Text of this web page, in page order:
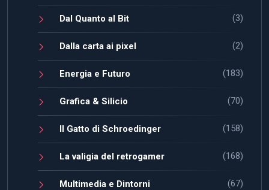
Dal Quanto al Bit (3)
Dalla carta ai pixel (2)
Energia e Futuro (183)
Grafica & Silicio (70)
Il Gatto di Schroedinger (158)
La valigia del retrogamer (168)
Multimedia e Dintorni (67)